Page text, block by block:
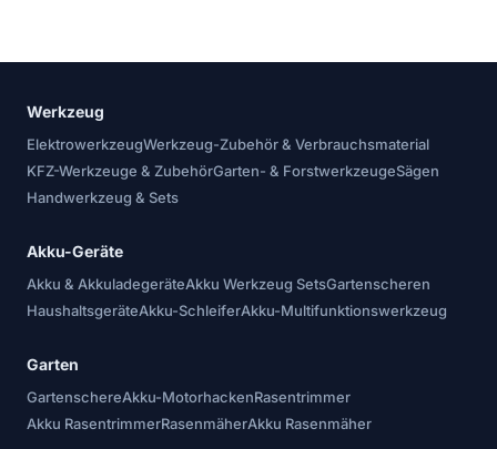
Werkzeug
ElektrowerkzeugWerkzeug-Zubehör & Verbrauchsmaterial
KFZ-Werkzeuge & ZubehörGarten- & ForstwerkzeugeSägen
Handwerkzeug & Sets
Akku-Geräte
Akku & AkkuladegeräteAkku Werkzeug SetsGartenscheren
HaushaltsgeräteAkku-SchleiferAkku-Multifunktionswerkzeug
Garten
GartenschereAkku-MotorhackenRasentrimmer
Akku RasentrimmerRasenmäherAkku Rasenmäher